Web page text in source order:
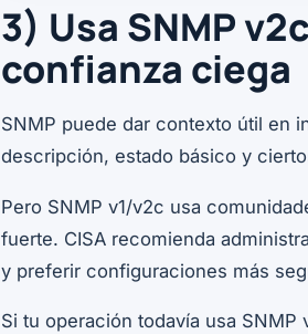
3) Usa SNMP
confianza ciega
SNMP puede dar contexto útil en
descripción, estado básico y
Pero SNMP v1/v2c usa
fuerte. CISA recomienda
y preferir configuraciones más
Si tu operación todavía usa